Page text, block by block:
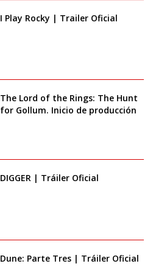
I Play Rocky | Trailer Oficial
The Lord of the Rings: The Hunt
for Gollum. Inicio de producción
DIGGER | Tráiler Oficial
Dune: Parte Tres | Tráiler Oficial